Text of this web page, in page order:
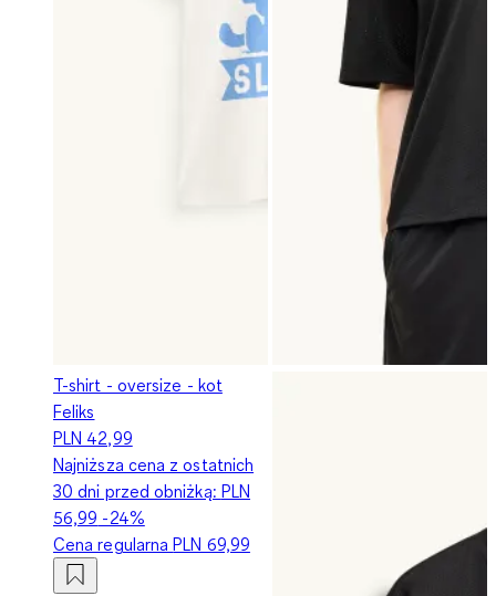
T-shirt - oversize - kot
Feliks
PLN 42,99
Najniższa cena z ostatnich
30 dni przed obniżką: PLN
56,99 -24%
Cena regularnaPLN 69,99